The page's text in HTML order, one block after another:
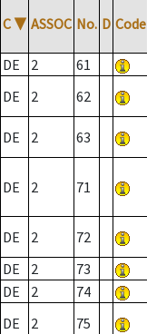
C ▼ ASSOC No. D Code
DE 2 61
DE
2 62
DE 2 63
DE 2 71
DE 2 72
DE
2 73
DE
2 74
DE
2 75